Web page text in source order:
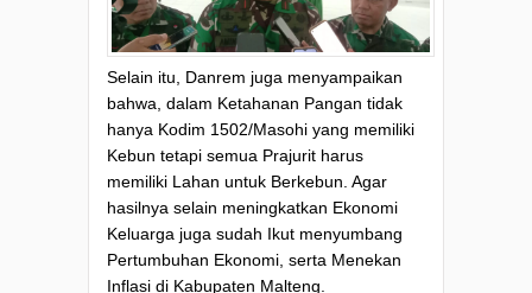
Selain itu, Danrem juga menyampaikan
bahwa, dalam Ketahanan Pangan tidak
hanya Kodim 1502/Masohi yang memiliki
Kebun tetapi semua Prajurit harus
memiliki Lahan untuk Berkebun. Agar
hasilnya selain meningkatkan Ekonomi
Keluarga juga sudah Ikut menyumbang
Pertumbuhan Ekonomi, serta Menekan
Inflasi di Kabupaten Malteng.